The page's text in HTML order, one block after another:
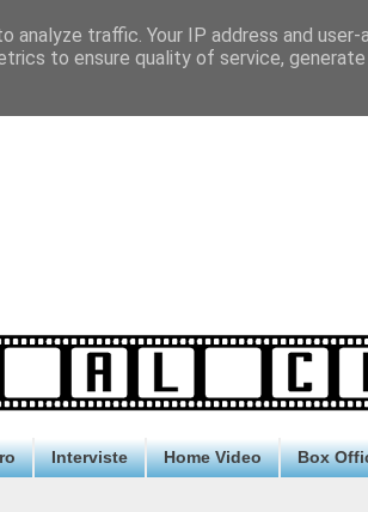
Interviste Home Video Box
traffic. Your IP address and user-
to ensure quality of service, generate